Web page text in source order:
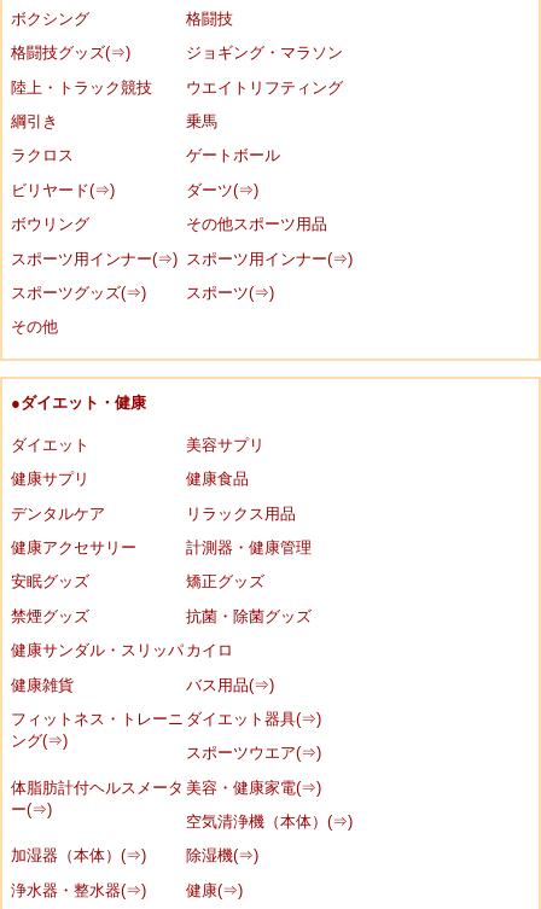
ボクシング
格闘技
格闘技グッズ(⇒)
ジョギング・マラソン
陸上・トラック競技
ウエイトリフティング
綱引き
乗馬
ラクロス
ゲートボール
ビリヤード(⇒)
ダーツ(⇒)
ボウリング
その他スポーツ用品
スポーツ用インナー(⇒)
スポーツ用インナー(⇒)
スポーツグッズ(⇒)
スポーツ(⇒)
その他
●ダイエット・健康
ダイエット
美容サプリ
健康サプリ
健康食品
デンタルケア
リラックス用品
健康アクセサリー
計測器・健康管理
安眠グッズ
矯正グッズ
禁煙グッズ
抗菌・除菌グッズ
健康サンダル・スリッパ カイロ
健康雑貨
バス用品(⇒)
フィットネス・トレーニ
ング(⇒)
ダイエット器具(⇒)
スポーツウエア(⇒)
体脂肪計付ヘルスメータ
ー(⇒)
美容・健康家電(⇒)
空気清浄機（本体）(⇒)
加湿器（本体）(⇒)
除湿機(⇒)
浄水器・整水器(⇒)
健康(⇒)